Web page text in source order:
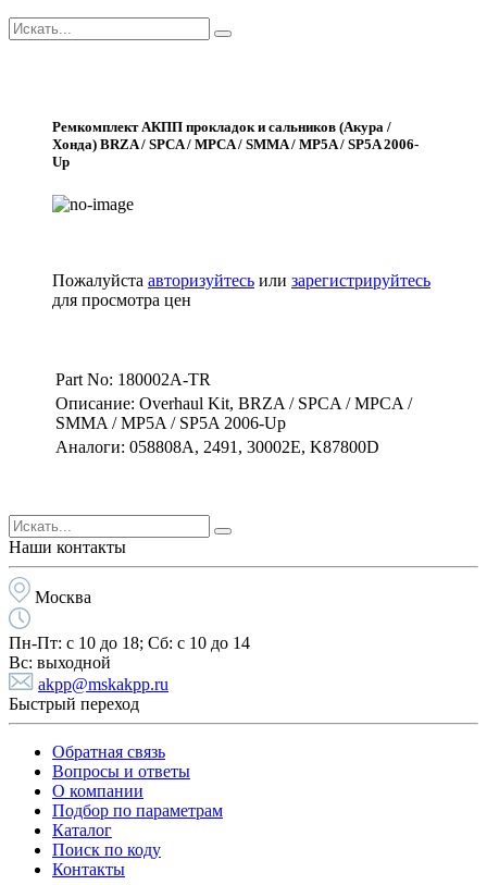
Ремкомплект АКПП прокладок и сальников (Акура /
Хонда) BRZA / SPCA / MPCA / SMMA / MP5A / SP5A 2006-
Up
Пожалуйста авторизуйтесь или зарегистрируйтесь
для просмотра цен
Part No: 180002A-TR
Описание: Overhaul Kit, BRZA / SPCA / MPCA /
SMMA / MP5A / SP5A 2006-Up
Аналоги: 058808A, 2491, 30002E, K87800D
Наши контакты
Москва
Пн-Пт: с 10 до 18; Cб: с 10 до 14
Вс: выходной
akpp@mskakpp.ru
Быстрый переход
Обратная связь
Вопросы и ответы
О компании
Подбор по параметрам
Каталог
Поиск по коду
Контакты